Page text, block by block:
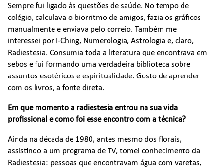
Sempre fui ligado às questões de saúde. No tempo de
colégio, calculava o biorritmo de amigos, fazia os gráficos
manualmente e enviava pelo correio. Também me
interessei por I-Ching, Numerologia, Astrologia e, claro,
Radiestesia. Consumia toda a literatura que encontrava em
sebos e fui formando uma verdadeira biblioteca sobre
assuntos esotéricos e espiritualidade. Gosto de aprender
com os livros, a fonte direta.
Em que momento a radiestesia entrou na sua vida
profissional e como foi esse encontro com a técnica?
Ainda na década de 1980, antes mesmo dos florais,
assistindo a um programa de TV, tomei conhecimento da
Radiestesia: pessoas que encontravam água com varetas,